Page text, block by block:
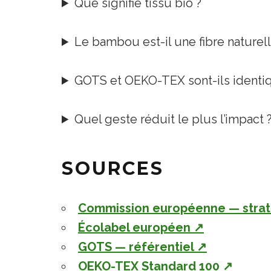
Que signifie tissu bio ?
Le bambou est-il une fibre
GOTS et OEKO-TEX sont-ils
Quel geste réduit le plus l’impact ?
SOURCES
Commission européenne —
Écolabel européen ↗
GOTS — référentiel↗
OEKO-TEX Standard 100 ↗